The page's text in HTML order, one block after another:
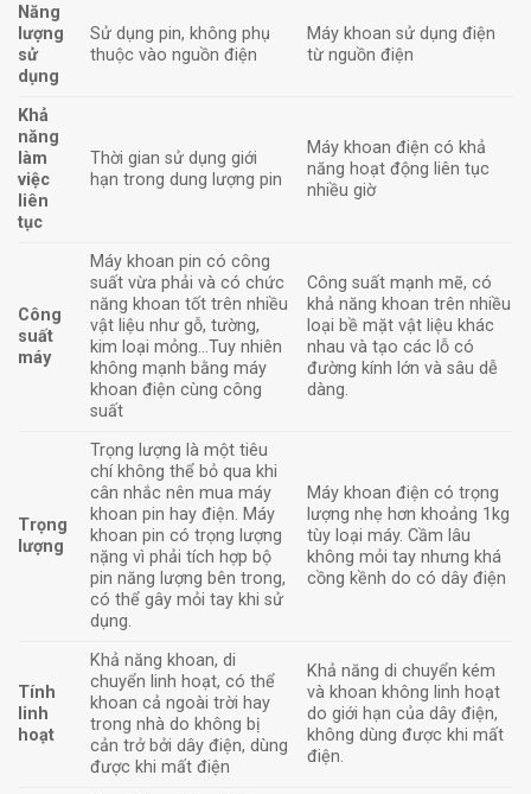
Năng
lượng
sử
dụng
Sử dụng pin, không phụ
thuộc vào nguồn điện
Máy khoan sử dụng điện
từ nguồn điện
Khả
năng
làm
việc
liên
tục
Thời gian sử dụng giới
hạn trong dung lượng pin
Máy khoan điện có khả
năng hoạt động liên tục
nhiều giờ
Công
suất
máy
Máy khoan pin có công
suất vừa phải và có chức
năng khoan tốt trên nhiều
vật liệu như gỗ, tường,
kim loại mỏng…Tuy nhiên
không mạnh bằng máy
khoan điện cùng công
suất
Công suất mạnh mẽ, có
khả năng khoan trên nhiều
loại bề mặt vật liệu khác
nhau và tạo các lỗ có
đường kính lớn và sâu dễ
dàng.
Trọng
lượng
Trọng lượng là một tiêu
chí không thể bỏ qua khi
cân nhắc nên mua máy
khoan pin hay điện. Máy
khoan pin có trọng lượng
nặng vì phải tích hợp bộ
pin năng lượng bên trong,
có thể gây mỏi tay khi sử
dụng.
Máy khoan điện có trọng
lượng nhẹ hơn khoảng 1kg
tùy loại máy. Cầm lâu
không mỏi tay nhưng khá
cồng kềnh do có dây điện
Tính
linh
hoạt
Khả năng khoan, di
chuyển linh hoạt, có thể
khoan cả ngoài trời hay
trong nhà do không bị
cản trở bởi dây điện, dùng
được khi mất điện
Khả năng di chuyển kém
và khoan không linh hoạt
do giới hạn của dây điện,
không dùng được khi mất
điện.